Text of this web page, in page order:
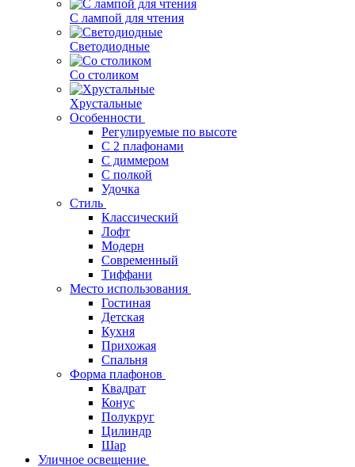
С лампой для чтения
Светодиодные
Со столиком
Хрустальные
Особенности
Регулируемые по высоте
С 2 плафонами
С диммером
С полкой
Удочка
Стиль
Классический
Лофт
Модерн
Современный
Тиффани
Место использования
Гостиная
Детская
Кухня
Прихожая
Спальня
Форма плафонов
Квадрат
Конус
Полукруг
Цилиндр
Шар
Уличное освещение